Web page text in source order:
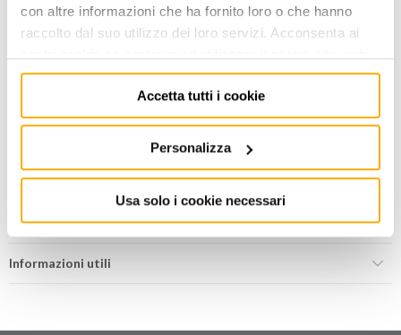
con altre informazioni che ha fornito loro o che hanno
raccolto dal suo utilizzo dei loro servizi. Acconsenta ai
Accetta tutti i cookie
Personalizza
Usa solo i cookie necessari
Disponibile -25 PZ
FINO AD ESAURIMENTO SCORTE
AGGIUNGI AL CARRELLO
Condividi
Informazioni utili